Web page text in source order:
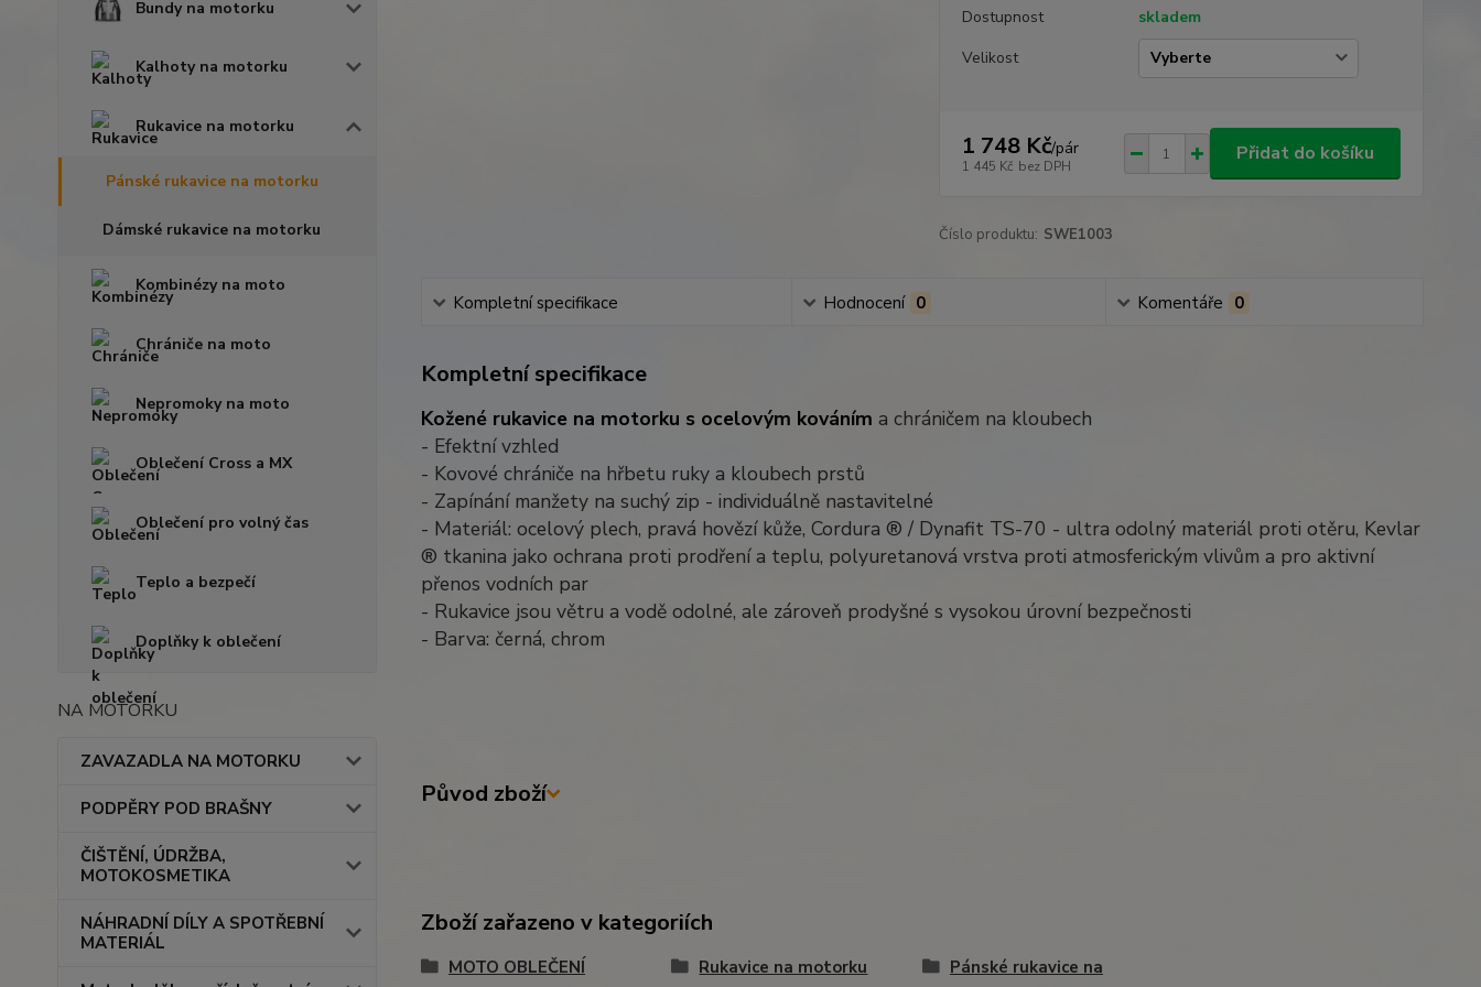
Bundy na motorku
Kalhoty na motorku
Rukavice na motorku
Pánské rukavice na motorku
Dámské rukavice na motorku
Kombinézy na moto
Chrániče na moto
Nepromoky na moto
Oblečení Cross a MX
Oblečení pro volný čas
Teplo a bezpečí
Doplňky k oblečení
NA MOTORKU
ZAVAZADLA NA MOTORKU
PODPĚRY POD BRAŠNY
ČIŠTĚNÍ, ÚDRŽBA,
MOTOKOSMETIKA
NÁHRADNÍ DÍLY A SPOTŘEBNÍ
MATERIÁL
Dostupnost
skladem
Velikost
1 748 Kč/pár
1 445 Kč bez DPH
Přidat do košíku
Číslo produktu: SWE1003
Kompletní specifikace Hodnocení 0 Komentáře 0
Kompletní specifikace
Kožené rukavice na motorku s ocelovým kováním a chráničem na kloubech
- Efektní vzhled
- Kovové chrániče na hřbetu ruky a kloubech prstů
- Zapínání manžety na suchý zip - individuálně nastavitelné
- Materiál: ocelový plech, pravá hovězí kůže, Cordura ® / Dynafit TS-70 - ultra odolný materiál proti otěru, Kevlar
® tkanina jako ochrana proti prodření a teplu, polyuretanová vrstva proti atmosferickým vlivům a pro aktivní
přenos vodních par
- Rukavice jsou větru a vodě odolné, ale zároveň prodyšné s vysokou úrovní bezpečnosti
- Barva: černá, chrom
Původ zboží
Zboží zařazeno v kategoriích
MOTO OBLEČENÍ Rukavice na motorku
Pánské rukavice na